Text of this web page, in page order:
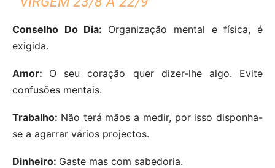
Conselho Do Dia: Organização mental e física, é
exigida.
Amor: O seu coração quer dizer-lhe algo. Evite
confusões mentais.
Trabalho: Não terá mãos a medir, por isso disponha-
se a agarrar vários projectos.
Dinheiro: Gaste mas com sabedoria.